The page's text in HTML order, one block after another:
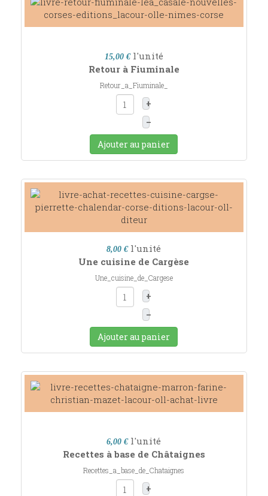
15,00 € l'unité
Retour à Fiuminale
Retour_a_Fiuminale_
+
–
Ajouter au panier
8,00 € l'unité
Une cuisine de Cargèse
Une_cuisine_de_Cargese
+
–
Ajouter au panier
6,00 € l'unité
Recettes à base de Châtaignes
Recettes_a_base_de_Chataignes
+